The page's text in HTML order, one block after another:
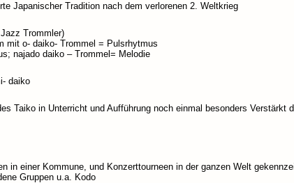
Japanischer Tradition nach dem verlorenen 2. Weltkrieg
Trommler)
mit o- daiko- Trommel = Pulsrhytmus
najado daiko – Trommel= Melodie
daiko
Taiko in Unterricht und Aufführung noch einmal besonders Verstärkt
in einer Kommune, und Konzerttourneen in der ganzen Welt
Gruppen u.a. Kodo